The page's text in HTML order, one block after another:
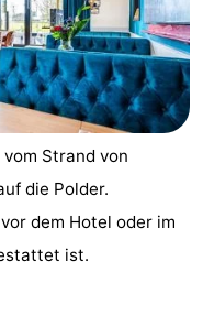
Strand von
die Polder.
dem Hotel oder im
ist.